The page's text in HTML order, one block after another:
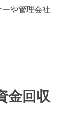
や管理会社
金回収